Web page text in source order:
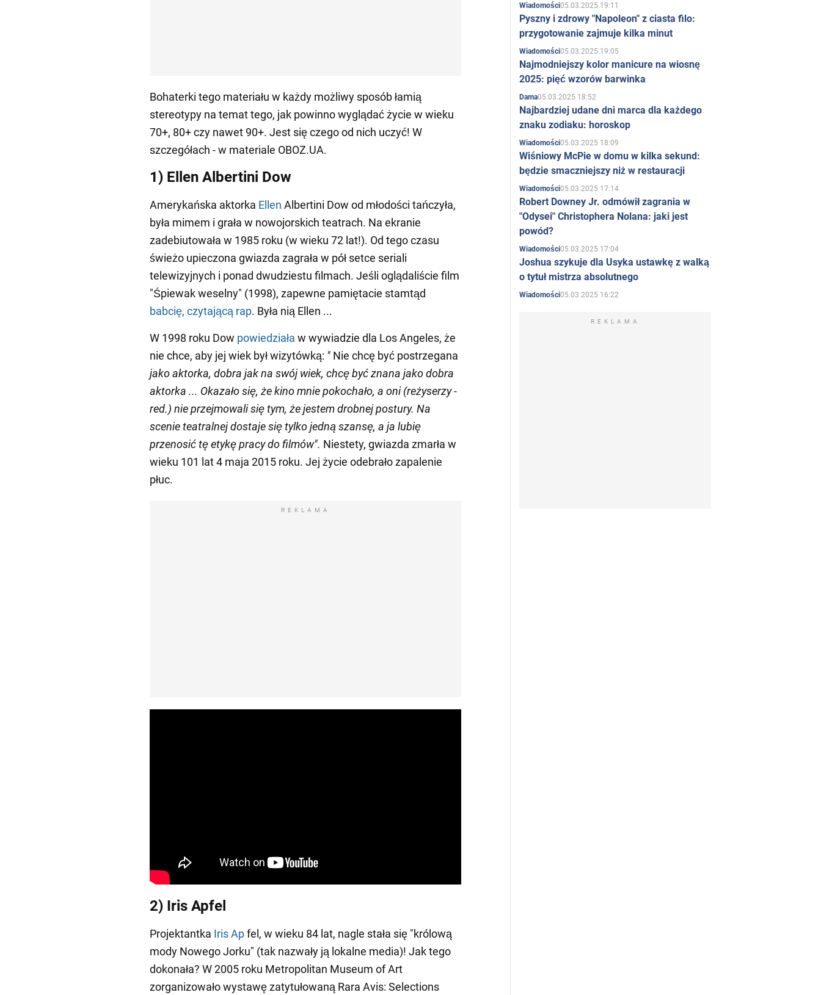
Bohaterki tego materiału w każdy możliwy sposób łamią
stereotypy na temat tego, jak powinno wyglądać życie w wieku
70+, 80+ czy nawet 90+. Jest się czego od nich uczyć! W
szczegółach - w materiale OBOZ.UA.
1) Ellen Albertini Dow
Amerykańska aktorka Ellen Albertini Dow od młodości tańczyła,
była mimem i grała w nowojorskich teatrach. Na ekranie
zadebiutowała w 1985 roku (w wieku 72 lat!). Od tego czasu
świeżo upieczona gwiazda zagrała w pół setce seriali
telewizyjnych i ponad dwudziestu filmach. Jeśli oglądaliście film
"Śpiewak weselny" (1998), zapewne pamiętacie stamtąd
babcię, czytającą rap. Była nią Ellen ...
W 1998 roku Dow powiedziała w wywiadzie dla Los Angeles, że
nie chce, aby jej wiek był wizytówką: " Nie chcę być postrzegana
jako aktorka, dobra jak na swój wiek, chcę być znana jako dobra
aktorka ... Okazało się, że kino mnie pokochało, a oni (reżyserzy -
red.) nie przejmowali się tym, że jestem drobnej postury. Na
scenie teatralnej dostaje się tylko jedną szansę, a ja lubię
przenosić tę etykę pracy do filmów". Niestety, gwiazda zmarła w
wieku 101 lat 4 maja 2015 roku. Jej życie odebrało zapalenie
płuc.
REKLAMA
2) Iris Apfel
Projektantka Iris Apfel, w wieku 84 lat, nagle stała się "królową
mody Nowego Jorku" (tak nazwały ją lokalne media)! Jak tego
dokonała? W 2005 roku Metropolitan Museum of Art
zorganizowało wystawę zatytułowaną Rara Avis: Selections
Wiadomości05.03.2025 19:11
Pyszny i zdrowy "Napoleon" z ciasta filo:
przygotowanie zajmuje kilka minut
Wiadomości05.03.2025 19:05
Najmodniejszy kolor manicure na wiosnę
2025: pięć wzorów barwinka
Dama05.03.2025 18:52
Najbardziej udane dni marca dla każdego
znaku zodiaku: horoskop
Wiadomości05.03.2025 18:09
Wiśniowy McPie w domu w kilka sekund:
będzie smaczniejszy niż w restauracji
Wiadomości05.03.2025 17:14
Robert Downey Jr. odmówił zagrania w
"Odysei" Christophera Nolana: jaki jest
powód?
Wiadomości05.03.2025 17:04
Joshua szykuje dla Usyka ustawkę z walką
o tytuł mistrza absolutnego
Wiadomości05.03.2025 16:22
REKLAMA